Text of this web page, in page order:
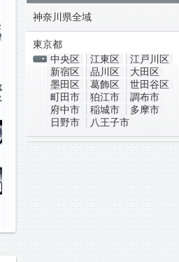
神奈川県全域
東京都
中央区
江東区
江戸川区
新宿区
品川区
大田区
墨田区
葛飾区
世田谷区
町田市
狛江市
調布市
府中市
稲城市
多摩市
日野市
八王子市